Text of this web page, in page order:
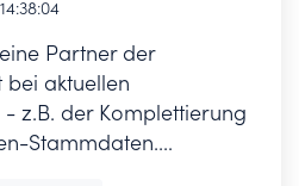
Partner der
bei aktuellen
z.B. der Komplettierung
Stammdaten....